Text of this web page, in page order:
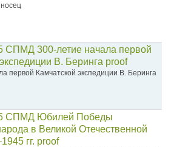
СПМД 300-летие начала первой
В. Беринга proof
первой Камчатской экспедиции В. Беринга
СПМД Юбилей Победы
в Великой Отечественной
гг. proof